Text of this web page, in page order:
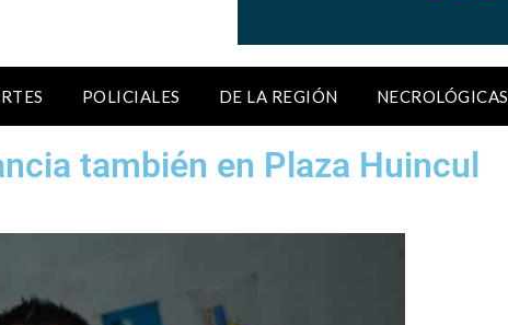
POLICIALES DE LA REGIÓN NECROLÓGICAS
también en Plaza Huincul